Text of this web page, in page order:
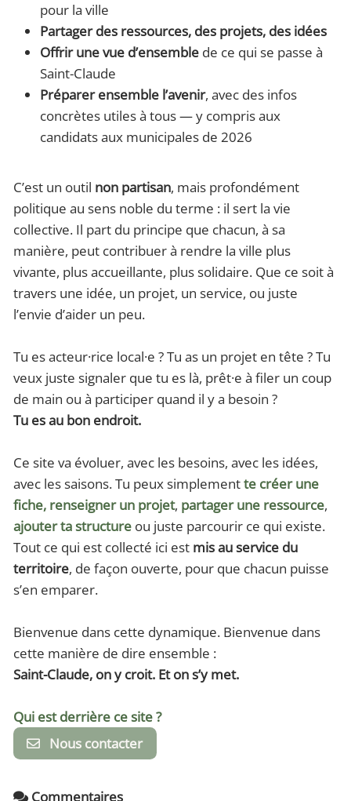
pour la ville
Partager des ressources, des projets, des idées
Offrir une vue d’ensemble de ce qui se passe à
Saint-Claude
Préparer ensemble l’avenir, avec des infos
concrètes utiles à tous — y compris aux
candidats aux municipales de 2026
C’est un outil non partisan, mais profondément
politique au sens noble du terme : il sert la vie
collective. Il part du principe que chacun, à sa
manière, peut contribuer à rendre la ville plus
vivante, plus accueillante, plus solidaire. Que ce soit à
travers une idée, un projet, un service, ou juste
l’envie d’aider un peu.
Tu es acteur·rice local·e ? Tu as un projet en tête ? Tu
veux juste signaler que tu es là, prêt·e à filer un coup
de main ou à participer quand il y a besoin ?
Tu es au bon endroit.
Ce site va évoluer, avec les besoins, avec les idées,
avec les saisons. Tu peux simplementte créer une
fiche, renseigner un projet, partager une ressource,
ajouter ta structure ou juste parcourir ce qui existe.
Tout ce qui est collecté ici est mis au service du
territoire, de façon ouverte, pour que chacun puisse
s’en emparer.
Bienvenue dans cette dynamique. Bienvenue dans
cette manière de dire ensemble :
Saint-Claude, on y croit. Et on s’y met.
Qui est derrière ce site ?
Nous contacter
Commentaires